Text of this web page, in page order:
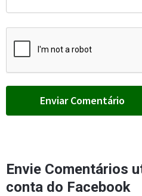
Envie Comentários
conta do Facebook